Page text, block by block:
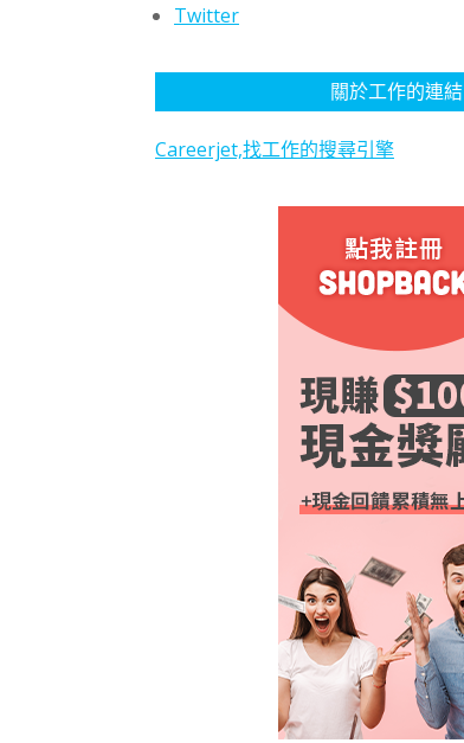
Twitter
關於工作的連結
Careerjet,找工作的搜尋引擎